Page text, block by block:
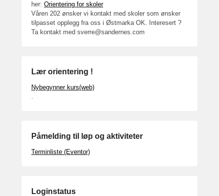
her: Orientering for skoler
Våren 202 ønsker vi kontakt med skoler som ønsker
tilpasset opplegg fra oss i Østmarka OK. Interesert ?
Ta kontakt med sverre@sandernes.com
Lær orientering !
Nybegynner kurs(web)
.
Påmelding til løp og aktiviteter
Terminliste (Eventor)
Loginstatus